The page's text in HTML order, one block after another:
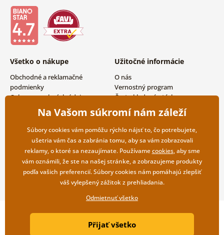
Všetko o nákupe
Obchodné a reklamačné
podmienky
Ochrana osobných údajov
Možnosti dopravy a platby
Vrátenie tovaru
Užitočné informácie
O nás
Vernostný program
Často kladené otázky
Magazín
Kontakty
Veľkoobchodná spolupráca
Copyright ©2019 © Dovido.sk.
Litvanyi.sk| E-shop vytvorila
Na Vašom súkromí nám záleží
Súbory cookies vám pomôžu rýchlo nájsť to, čo potrebujete,
ušetria vám čas a zabránia tomu, aby sa vám zobrazovali
reklamy, o ktoré sa nezaujímate. Používamecookies, aby sme
vám oznámili, že ste na našej stránke, a zobrazujeme produkty
podľa vašich preferencií. Súbory cookies nám pomáhajú zlepšiť
váš vylepšený zážitok z prehliadania.
Odmietnuť všetko
Přijať všetko